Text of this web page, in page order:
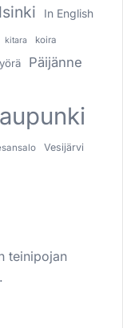
In English
kitara koira
Päijänne
Vesijärvi
teinipojan